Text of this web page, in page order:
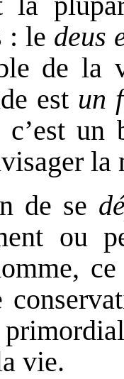
: le deus
de la
est un
un
de se
ou
vie.